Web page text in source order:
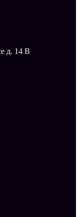
д. 14 В